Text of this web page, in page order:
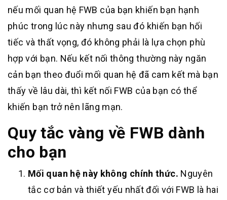
nếu mối quan hệ FWB của bạn khiến bạn hạnh
phúc trong lúc này nhưng sau đó khiến bạn hối
tiếc và thất vọng, đó không phải là lựa chọn phù
hợp với bạn. Nếu kết nối thông thường này ngăn
cản bạn theo đuổi mối quan hệ đã cam kết mà bạn
thấy về lâu dài, thì kết nối FWB của bạn có thể
khiến bạn trở nên lãng mạn.
Quy tắc vàng về FWB dành
cho bạn
Mối quan hệ này không chính thức. Nguyên
tắc cơ bản và thiết yếu nhất đối với FWB là hai